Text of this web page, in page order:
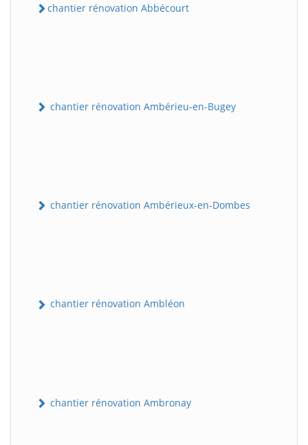
chantier rénovation Abbécourt
chantier rénovation Ambérieu-en-Bugey
chantier rénovation Ambérieux-en-Dombes
chantier rénovation Ambléon
chantier rénovation Ambronay